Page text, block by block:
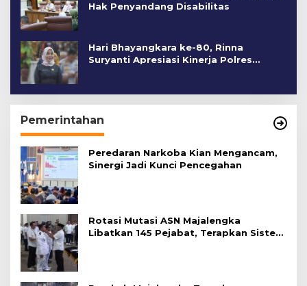
Hak Penyandang Disabilitas
Hari Bhayangkara ke-80, Rinna
Suryanti Apresiasi Kinerja Polres
Pemerintahan
Peredaran Narkoba Kian Mengancam,
Sinergi Jadi Kunci Pencegahan
Rotasi Mutasi ASN Majalengka
Libatkan 145 Pejabat, Terapkan Sistem